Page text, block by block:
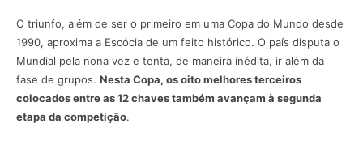
O triunfo, além de ser o primeiro em uma Copa do Mundo desde
1990, aproxima a Escócia de um feito histórico. O país disputa o
Mundial pela nona vez e tenta, de maneira inédita, ir além da
fase de grupos. Nesta Copa, os oito melhores terceiros
colocados entre as 12 chaves também avançam à segunda
etapa da competição.